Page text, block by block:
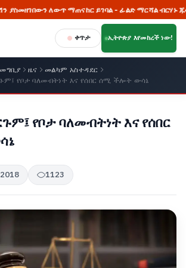
ለውጥ ማጠናከር ይገባል - ፊልድ ማርሻል ብርሃኑ ጁላ
ቀጥታ ኢትዮጵያ እየመከረች ነው!
መግቢያ ዜና
መልካም አስተዳደር
የቦታ ባለመብትነት እና የሰበር ሰሚ ችሎት ውሳኔ
የቦታ ባለመብትነት እና የሰበር
1123